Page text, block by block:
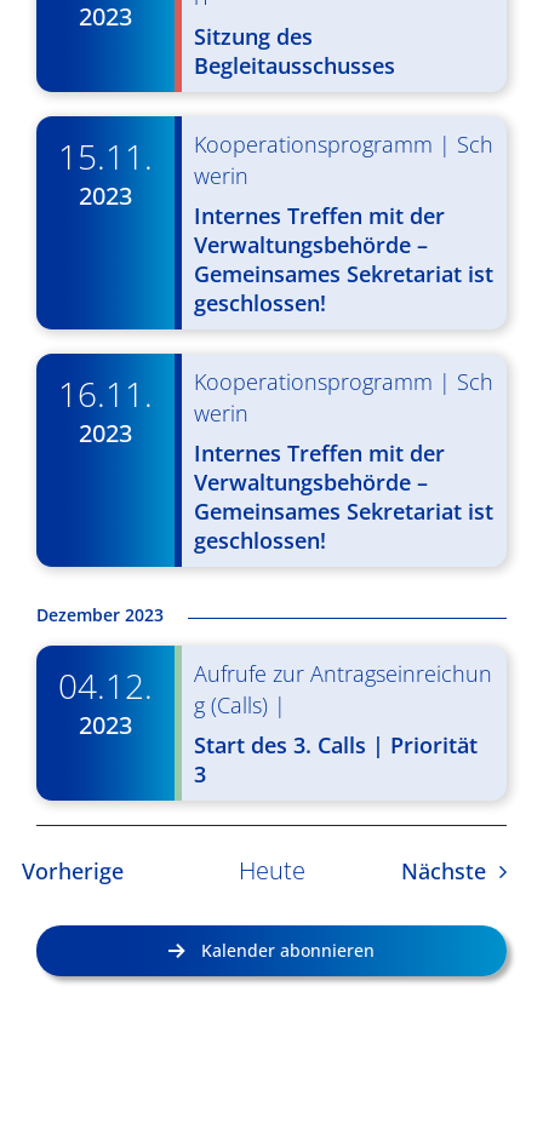
g
a
t
i
o
n
2023
Sitzung des
Begleitausschusses
15.11.
2023
Kooperationsprogramm | Sch
werin
Internes Treffen mit der
Verwaltungsbehörde –
Gemeinsames Sekretariat ist
geschlossen!
16.11.
2023
Kooperationsprogramm | Sch
werin
Internes Treffen mit der
Verwaltungsbehörde –
Gemeinsames Sekretariat ist
geschlossen!
Dezember 2023
04.12.
2023
Aufrufe zur Antragseinreichun
g (Calls) |
Start des 3. Calls | Priorität
3
VorherigeVeranstaltungen
Heute Nächste
Kalender abonnieren